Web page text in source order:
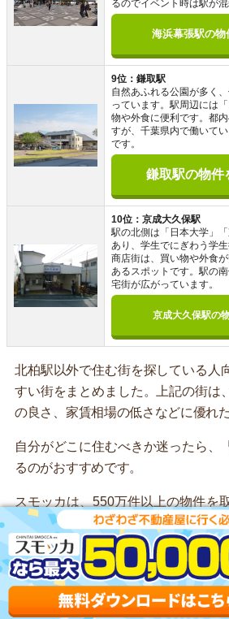
るのでイベント時は駅が混
海浜幕張駅の物
9位：鎌取駅
自然あふれる公園が多く
っています。駅周辺には
物や外食に便利です。都
すが、千葉県内で働いて
です。
鎌取駅の物件
10位：京成大久保駅
駅の北側は「日本大学」
あり、学生でにぎわう学
商店街は、買い物や外食
あるスポットです。駅の
宅街が広がっています。
京成大久保駅の
北柏駅以外で住む街を探している人
すい街をまとめました。上記の街は
の良さ、家賃相場の低さなどに優れ
自分がどこに住むべきか迷ったら、「
るのがおすすめです。
スモッカは、550万件以上の物件を
理想のお部屋が見つかります。新着
るのが強みです。
アプリでいつでもどこでも簡単に住
ぜひ利用してみてください。